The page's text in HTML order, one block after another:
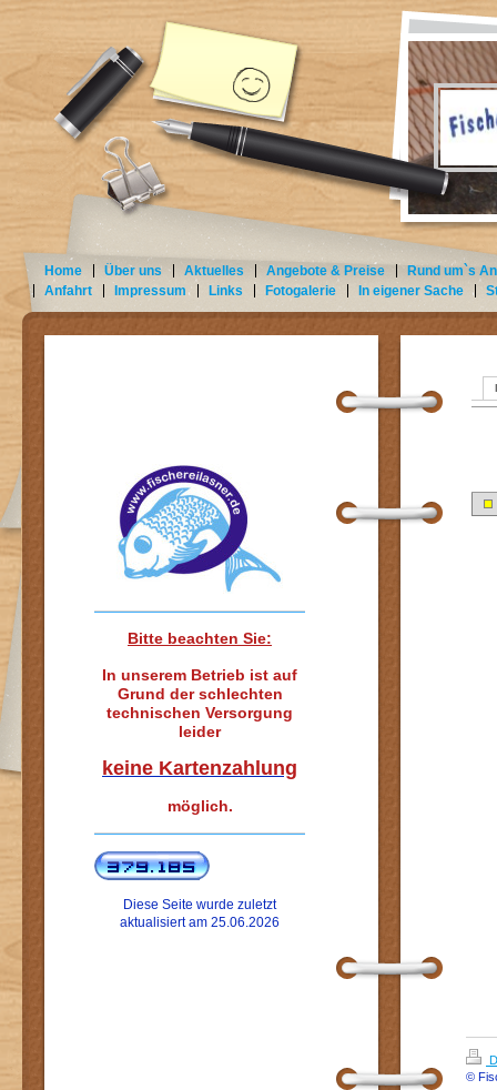
Home Über uns Aktuelles Angebote & Preise
Rund um`s
Anfahrt
Impressum Links Fotogalerie In eigener Sache
Bitte beachten Sie:
In unserem Betrieb ist auf
Grund der schlechten
technischen Versorgung
leider
keine Kartenzahlung
möglich.
Diese Seite wurde zuletzt
aktualisiert am 25.06.2026
©